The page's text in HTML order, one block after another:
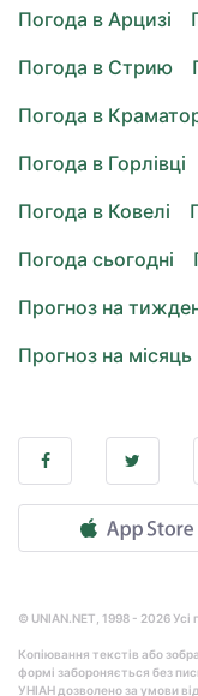
Погода в Арцизі
Погода в Стрию
Погода в
Погода в Горлівці
Погода в Ковелі
Погода сьогодні
Прогноз на
Прогноз на місяць
© UNIAN.NET, 1998 - 2026
Копіювання текстів або
формі забороняється без
УНІАН дозволено за умови